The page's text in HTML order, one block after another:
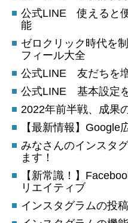
公式LINE 使えると
能
ゼロクリック時代を
フィール大全
公式LINE 友だちを
公式LINE 基本設定
2022年前半戦、成果
【最新情報】Google
みなさんのインスタ
ます！
【新常識！】
リエイティブ
インスタグラムの投